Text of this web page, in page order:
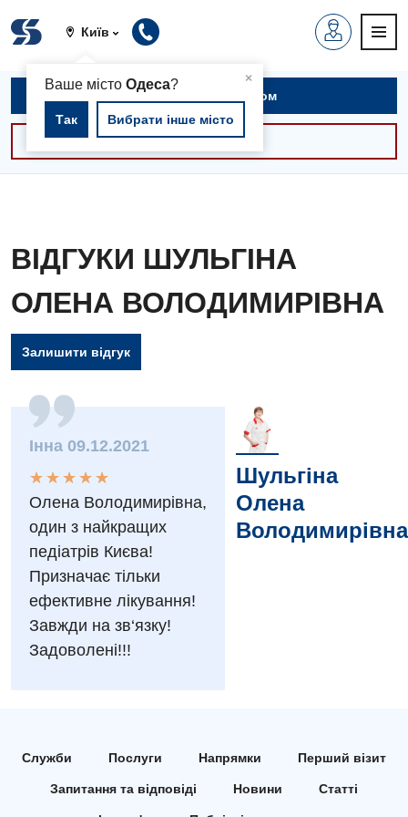
Київ
×
Ваше містоОдеса?
Так Вибрати інше місто
Вакансії
Інтернатура
Енциклопедія
Програма лояльності
Відгуки
Відео
Діагностика
Діагностичне відділення
Ендоскопічне відділення
Інструментальна діагностика
Рентгенографія
УЗД
Декларування
Російська
Записатися на прийом
Консультації -30%
ВІДГУКИ ШУЛЬГІНА
ОЛЕНА ВОЛОДИМИРІВНА
Залишити відгук
Інна 09.12.2021
★
★
★
★
★
★ ★ ★ ★ ★
Олена Володимирівна,
один з найкращих
педіатрів Києва!
Призначає тільки
ефективне лікування!
Завжди на зв‘язку!
Задоволені!!!
Шульгіна
Олена
Володимирівна
Служби Послуги Напрямки Перший візит
Запитання та відповіді Новини Статті